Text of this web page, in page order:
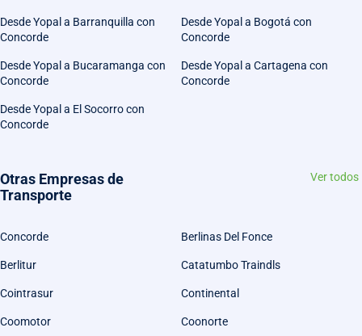
Desde Yopal a Barranquilla con
Concorde
Desde Yopal a Bogotá con
Concorde
Desde Yopal a Bucaramanga con
Concorde
Desde Yopal a Cartagena con
Concorde
Desde Yopal a El Socorro con
Concorde
Otras Empresas de
Transporte
Ver todos
Concorde Berlinas Del Fonce
Berlitur Catatumbo Traindls
Cointrasur Continental
Coomotor Coonorte